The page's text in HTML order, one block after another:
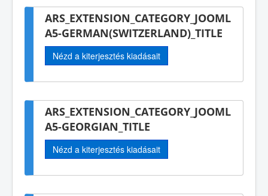
ARS_EXTENSION_CATEGORY_JOOML
A5-GERMAN(SWITZERLAND)_TITLE
Nézd a kiterjesztés kiadásait
ARS_EXTENSION_CATEGORY_JOOML
A5-GEORGIAN_TITLE
Nézd a kiterjesztés kiadásait